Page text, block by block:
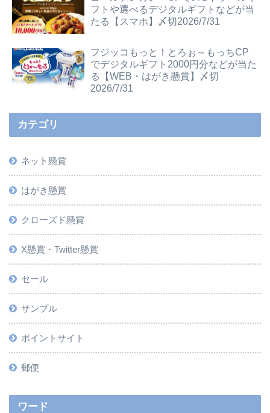
フトや選べるデジタルギフトなどが当
たる【スマホ】〆切2026/7/31
フジッコもっと！とろぉ～もっちCP
でデジタルギフト2000円分などが当た
る【WEB・はがき懸賞】〆切
2026/7/31
カテゴリ
ネット懸賞
はがき懸賞
クローズド懸賞
X懸賞・Twitter懸賞
セール
サンプル
ポイントサイト
郵便
ワード